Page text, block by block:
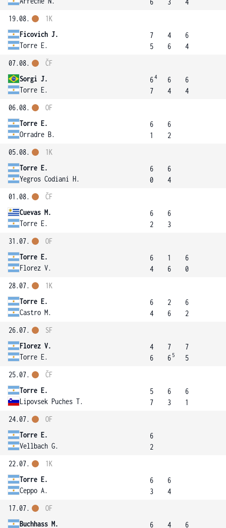
6 3
4
19.08.
Ficovich J.
Torre E.
1K
7
5
4
6
6
4
07.08.
Sorgi J.
Torre E.
ČF
64
7
6
4
6
4
06.08.
Torre E.
Orradre B.
OF
6
1
6
2
05.08.
Torre E.
Yegros Codiani H.
1K
6
0
6
4
01.08.
Cuevas M.
Torre E.
ČF
6
2
6
3
31.07.
Torre E.
Florez V.
OF
6
4
1
6
6
0
28.07.
Torre E.
Castro M.
1K
6
4
2
6
6
2
26.07.
Florez V.
Torre E.
SF
4
6
7
6 5
7
5
25.07.
Torre E.
Lipovsek Puches T.
ČF
5
7
6
3
6
1
24.07.
Torre E.
Vellbach G.
OF
6
2
22.07.
Torre E.
Ceppo A.
1K
6
3
6
4
17.07.
Buchhass M.
OF
6
4
6